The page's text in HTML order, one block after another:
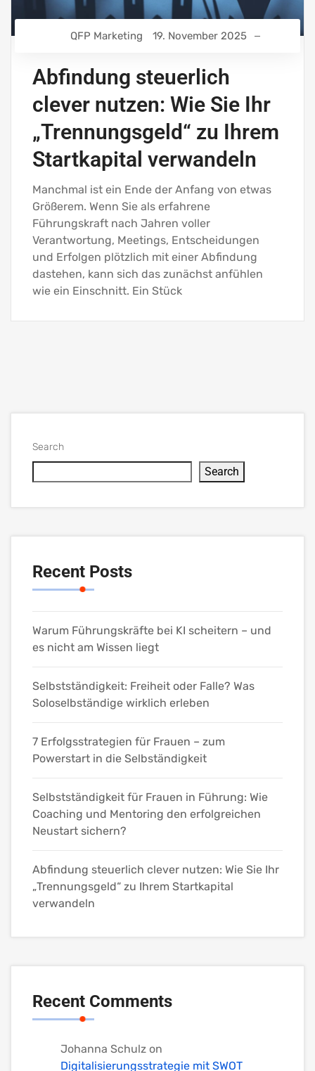
QFP Marketing 19. November 2025
Abfindung steuerlich
clever nutzen: Wie Sie Ihr
„Trennungsgeld“ zu Ihrem
Startkapital verwandeln
Manchmal ist ein Ende der Anfang von etwas
Größerem. Wenn Sie als erfahrene
Führungskraft nach Jahren voller
Verantwortung, Meetings, Entscheidungen
und Erfolgen plötzlich mit einer Abfindung
dastehen, kann sich das zunächst anfühlen
wie ein Einschnitt. Ein Stück
Search
Search
Recent Posts
Warum Führungskräfte bei KI scheitern – und
es nicht am Wissen liegt
Selbstständigkeit: Freiheit oder Falle? Was
Soloselbständige wirklich erleben
7 Erfolgsstrategien für Frauen – zum
Powerstart in die Selbständigkeit
Selbstständigkeit für Frauen in Führung: Wie
Coaching und Mentoring den erfolgreichen
Neustart sichern?
Abfindung steuerlich clever nutzen: Wie Sie Ihr
„Trennungsgeld“ zu Ihrem Startkapital
verwandeln
Recent Comments
Johanna Schulz on
Digitalisierungsstrategie mit SWOT